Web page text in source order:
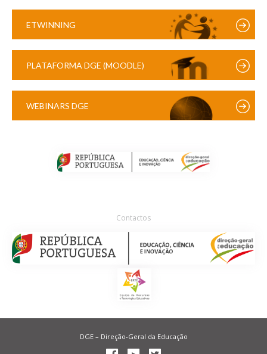
ETWINNING
PLATAFORMA DGE (MOODLE)
WEBINARS DGE
Contactos
DGE – Direção-Geral da Educação